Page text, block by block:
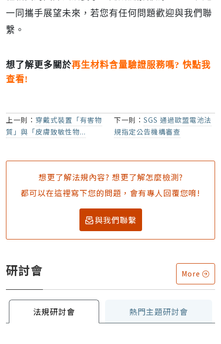
一同攜手展望未來，若您有任何問題歡迎與我們聯
繫。
想了解更多關於再生材料含量驗證服務嗎? 快點我
查看!
上一則： 穿戴式裝置「有害物
質」與「皮膚致敏性物...
下一則：SGS 通過歐盟電池法
規指定公告機構審查
想更了解法規內容? 想更了解怎麼檢測?
都可以在這裡寫下您的問題，會有專人回覆您唷!
與我們聯繫
研討會 More
法規研討會 熱門主題研討會